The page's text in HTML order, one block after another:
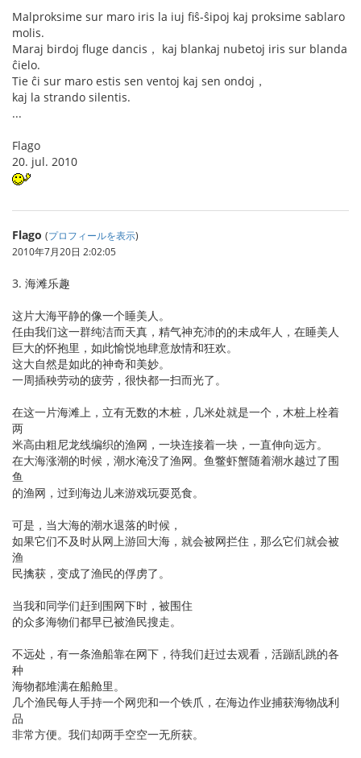
Malproksime sur maro iris la iuj fiŝ-ŝipoj kaj proksime sablaro
molis.
Maraj birdoj fluge dancis， kaj blankaj nubetoj iris sur blanda
ĉielo.
Tie ĉi sur maro estis sen ventoj kaj sen ondoj，
kaj la strando silentis.
...
Flago
20. jul. 2010
Flago (プロフィールを表示)
2010年7月20日 2:02:05
3. 海滩乐趣
这片大海平静的像一个睡美人。
任由我们这一群纯洁而天真，精气神充沛的的未成年人，在睡美人
巨大的怀抱里，如此愉悦地肆意放情和狂欢。
这大自然是如此的神奇和美妙。
一周插秧劳动的疲劳，很快都一扫而光了。
在这一片海滩上，立有无数的木桩，几米处就是一个，木桩上栓着
两
米高由粗尼龙线编织的渔网，一块连接着一块，一直伸向远方。
在大海涨潮的时候，潮水淹没了渔网。鱼鳖虾蟹随着潮水越过了围
鱼
的渔网，过到海边儿来游戏玩耍觅食。
可是，当大海的潮水退落的时候，
如果它们不及时从网上游回大海，就会被网拦住，那么它们就会被
渔
民擒获，变成了渔民的俘虏了。
当我和同学们赶到围网下时，被围住
的众多海物们都早已被渔民搜走。
不远处，有一条渔船靠在网下，待我们赶过去观看，活蹦乱跳的各
种
海物都堆满在船舱里。
几个渔民每人手持一个网兜和一个铁爪，在海边作业捕获海物战利
品
非常方便。我们却两手空空一无所获。